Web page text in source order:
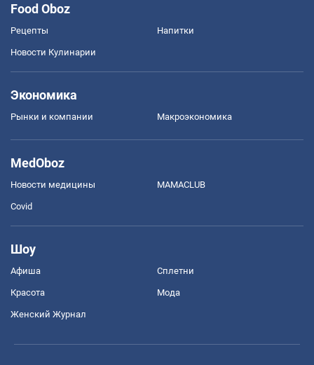
Food Oboz
Рецепты Напитки
Новости Кулинарии
Экономика
Рынки и компании Mакроэкономика
MedOboz
Новости медицины MAMACLUB
Covid
Шоу
Афиша Сплетни
Красота Мода
Женский Журнал